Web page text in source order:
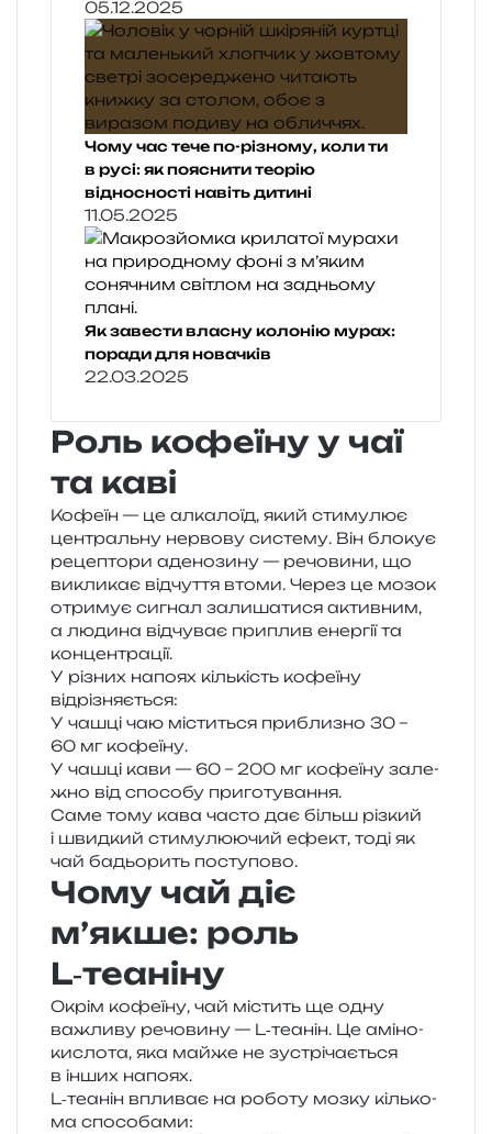
05.12.2025
Чому час тече по-різному, коли ти
в русі: як пояснити теорію
відносності навіть дитині
11.05.2025
Як завести власну колонію мурах:
поради для новачків
22.03.2025
Роль кофеїну у чаї
та каві
Кофеїн — це алка­ло­їд, який сти­му­лює
цен­траль­ну нер­во­ву систе­му. Він бло­кує
реце­пто­ри аде­но­зи­ну — речо­ви­ни, що
викли­кає від­чу­т­тя втоми. Через це мозок
отри­мує сигнал зали­ша­ти­ся актив­ним,
а люди­на від­чу­ває при­плив енер­гії та
концентрації.
У різних напо­ях кіль­кість кофе­ї­ну
відрізняється:
У чашці чаю місти­ться при­бли­зно 30 –
60 мг кофеїну.
У чашці кави — 60 – 200 мг кофе­ї­ну зале­
жно від спосо­бу приготування.
Саме тому кава часто дає більш різ­кий
і швид­кий сти­му­лю­ю­чий ефект, тоді як
чай бадьо­рить поступово.
Чому чай діє
м’якше: роль
L‑теаніну
Окрім кофе­ї­ну, чай містить ще одну
важли­ву речо­ви­ну — L‑теанін. Це амі­но­
ки­сло­та, яка майже не зустрі­ча­є­ться
в інших напоях.
L‑теанін впли­ває на робо­ту мозку кіль­ко­
ма способами: